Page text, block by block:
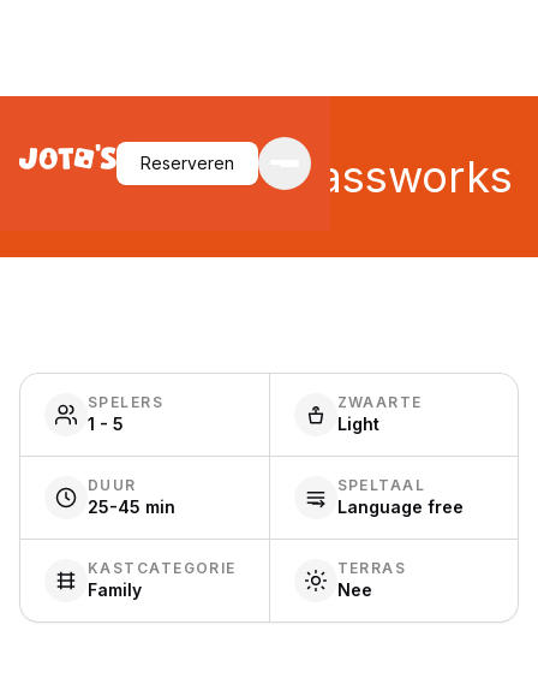
Reserveren
River Valley Glassworks
SPELERS
1 - 5
ZWAARTE
Light
DUUR
25-45 min
SPELTAAL
Language free
KASTCATEGORIE
Family
TERRAS
Nee